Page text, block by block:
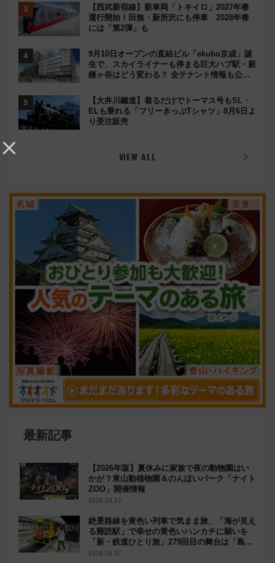
【西武新宿線】新車両「トキイロ」2027年春
運行開始！田無・新所沢にも停車 2028年春
には「第2弾」も
9月10日オープンの直結ビル「ekubo京成」誕
生で、スカイライナーも停まる巨大ハブ駅・新
鎌ヶ谷はどう変わる？ 全テナント情報も公
【大井川鐵道】着るだけでトーマス号もSL・
ELも乗れる「フリーきっぷTシャツ」8月6日よ
り受注販売
VIEW ALL
最新記事
【2026年版】夏休みに家族で夜の動物園はい
かが？東山動植物園＆のんほいパーク「ナイト
ZOO」開催情報
2026.08.07
絶景路線を黄色い列車で気まま旅、「海が見え
る難読駅」で幸せの黄色いハンカチに願いを
「新・鉄道ひとり旅」279回目の舞台は「島原
鉄道」
2026.08.07